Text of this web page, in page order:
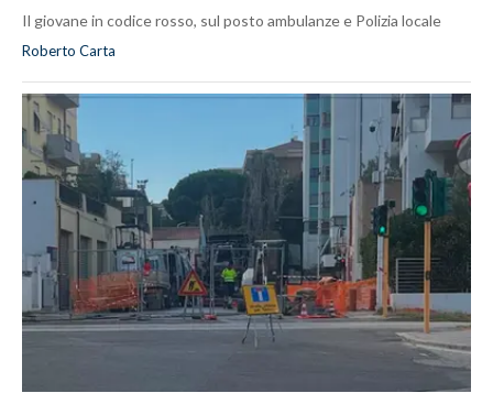
Il giovane in codice rosso, sul posto ambulanze e Polizia locale
Roberto Carta